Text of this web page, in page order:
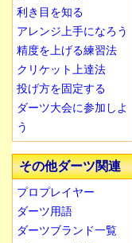
利き目を知る
アレンジ上手になろう
精度を上げる練習法
クリケット上達法
投げ方を固定する
ダーツ大会に参加しよ
う
その他ダーツ関連
プロプレイヤー
ダーツ用語
ダーツブランド一覧